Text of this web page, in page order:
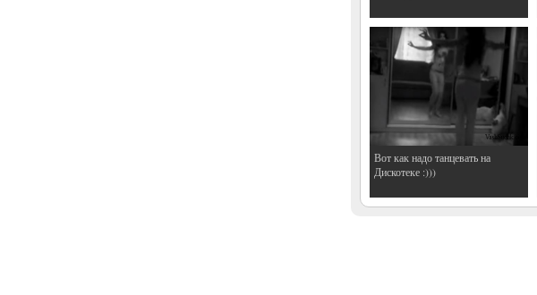
Вот как надо танцевать на
Дискотеке :)))